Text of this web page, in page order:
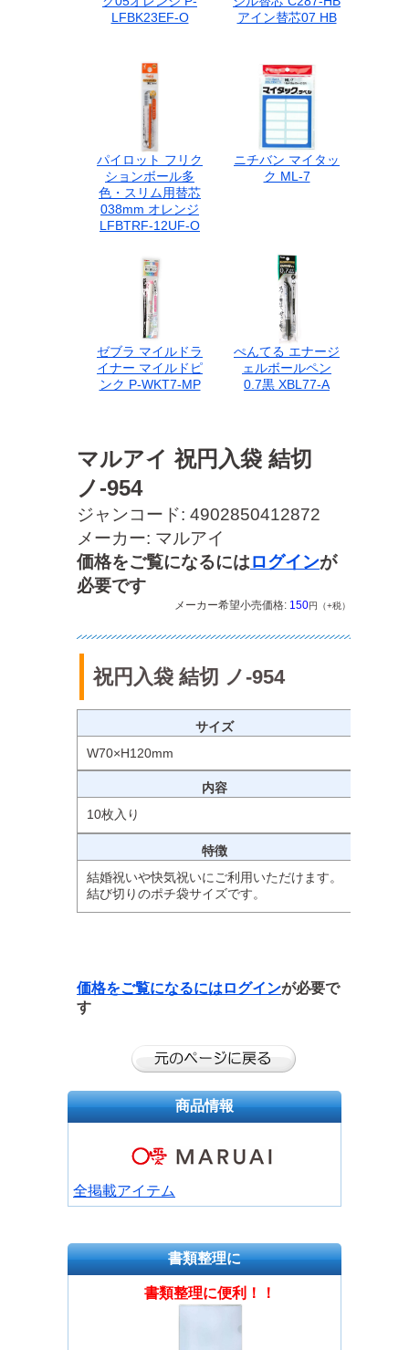
マルアイ 祝円入袋 結切
ノ-954
ジャンコード: 4902850412872
メーカー: マルアイ
価格をご覧になるにはログインが
必要です
メーカー希望小売価格: 150円（+税）
祝円入袋 結切 ノ-954
サイズ
W70×H120mm
内容
10枚入り
特徴
結婚祝いや快気祝いにご利用いただけます。
結び切りのポチ袋サイズです。
価格をご覧になるには ログインが必要で
す
LFBK23EF-O
アイン替芯07 HB
パイロット フリク
ションボール多
色・スリム用替芯
038mm オレンジ
LFBTRF-12UF-O
ニチバン マイタッ
ク ML-7
ゼブラ マイルドラ
イナー マイルドピ
ンク P-WKT7-MP
ぺんてる エナージ
ェルボールペン
0.7黒 XBL77-A
商品情報
全掲載アイテム
書類整理に
書類整理に便利！！